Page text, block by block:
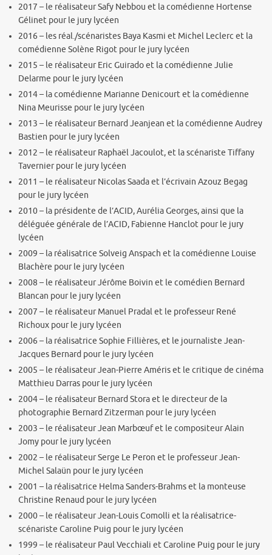
2017 – le réalisateur Safy Nebbou et la comédienne Hortense
Gélinet pour le jury lycéen
2016 – les réal./scénaristes Baya Kasmi et Michel Leclerc et la
comédienne Solène Rigot pour le jury lycéen
2015 – le réalisateur Eric Guirado et la comédienne Julie
Delarme pour le jury lycéen
2014 – la comédienne Marianne Denicourt et la comédienne
Nina Meurisse pour le jury lycéen
2013 – le réalisateur Bernard Jeanjean et la comédienne Audrey
Bastien pour le jury lycéen
2012 – le réalisateur Raphaël Jacoulot, et la scénariste Tiffany
Tavernier pour le jury lycéen
2011 – le réalisateur Nicolas Saada et l’écrivain Azouz Begag
pour le jury lycéen
2010 – la présidente de l’ACID, Aurélia Georges, ainsi que la
déléguée générale de l’ACID, Fabienne Hanclot pour le jury
lycéen
2009 – la réalisatrice Solveig Anspach et la comédienne Louise
Blachère pour le jury lycéen
2008 – le réalisateur Jérôme Boivin et le comédien Bernard
Blancan pour le jury lycéen
2007 – le réalisateur Manuel Pradal et le professeur René
Richoux pour le jury lycéen
2006 – la réalisatrice Sophie Fillières, et le journaliste Jean-
Jacques Bernard pour le jury lycéen
2005 – le réalisateur Jean-Pierre Améris et le critique de cinéma
Matthieu Darras pour le jury lycéen
2004 – le réalisateur Bernard Stora et le directeur de la
photographie Bernard Zitzerman pour le jury lycéen
2003 – le réalisateur Jean Marbœuf et le compositeur Alain
Jomy pour le jury lycéen
2002 – le réalisateur Serge Le Peron et le professeur Jean-
Michel Salaün pour le jury lycéen
2001 – la réalisatrice Helma Sanders-Brahms et la monteuse
Christine Renaud pour le jury lycéen
2000 – le réalisateur Jean-Louis Comolli et la réalisatrice-
scénariste Caroline Puig pour le jury lycéen
1999 – le réalisateur Paul Vecchiali et Caroline Puig pour le jury